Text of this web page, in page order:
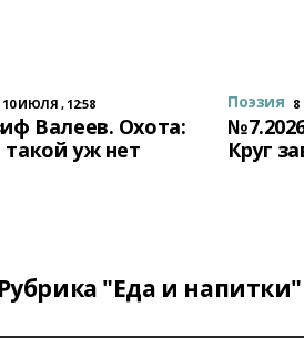
10 ИЮЛЯ , 12:58
Валеев. Охота:
уж нет
Поэзия 8
Круг
Рубрика "Еда и напитки"